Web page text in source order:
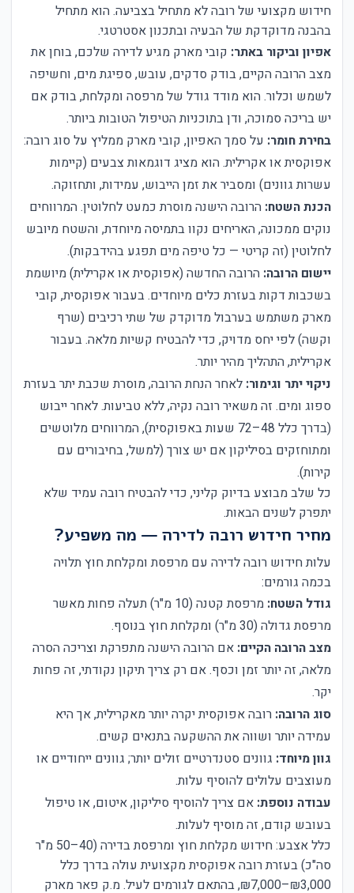
חידוש מקצועי של רובה לא מתחיל בצביעה. הוא מתחיל
בהבנה מדוקדקת של הבעיה ובתכנון אסטרטגי.
אפיון וביקור באתר: קובי מארק מגיע לדירה שלכם, בוחן את
מצב הרובה הקיים, בודק סדקים, עובש, ספיגת מים, וחשיפה
לשמש וכלור. הוא מודד גודל של מרפסה ומקלחת, בודק אם
יש בריכה סמוכה, ודן בתוכניות הטיפול הטובות ביותר.
בחירת חומר: על סמך האפיון, קובי מארק ממליץ על סוג רובה:
אפוקסית או אקרילית. הוא מציג דוגמאות צבעים (קיימות
עשרות גוונים) ומסביר את זמן הייבוש, עמידות, ותחזוקה.
הכנת השטח: הרובה הישנה מוסרת כמעט לחלוטין. המרווחים
נוקים ממכונה, האריחים נקוו בתמיסה מיוחדת, והשטח מיובש
לחלוטין (זה קריטי — כל טיפה מים תפגע בהידבקות).
יישום הרובה: הרובה החדשה (אפוקסית או אקרילית) מיושמת
בשכבות דקות בעזרת כלים מיוחדים. בעבור אפוקסית, קובי
מארק משתמש בערבול מדוקדק של שתי רכיבים (שרף
וקשה) לפי יחס מדויק, כדי להבטיח קשיות מלאה. בעבור
אקרילית, התהליך מהיר יותר.
ניקוי יתר וגימור: לאחר הנחת הרובה, מוסרת שכבת יתר בעזרת
ספוג ומים. זה משאיר רובה נקיה, ללא טביעות. לאחר ייבוש
(בדרך כלל 48–72 שעות באפוקסית), המרווחים מלוטשים
ומתוחזקים בסיליקון אם יש צורך (למשל, בחיבורים עם
קירות).
כל שלב מבוצע בדיוק קליני, כדי להבטיח רובה עמיד שלא
יתפרק לשנים הבאות.
מחיר חידוש רובה לדירה — מה משפיע?
עלות חידוש רובה לדירה עם מרפסת ומקלחת חוץ תלויה
בכמה גורמים:
גודל השטח:
מרפסת קטנה (10 מ"ר) תעלה פחות מאשר
מרפסת גדולה (30 מ"ר) ומקלחת חוץ בנוסף.
מצב הרובה הקיים: אם הרובה הישנה מתפרקת וצריכה הסרה
מלאה, זה יותר זמן וכסף. אם רק צריך תיקון נקודתי, זה פחות
יקר.
סוג הרובה: רובה אפוקסית יקרה יותר מאקרילית, אך היא
עמידה יותר ושווה את ההשקעה בתנאים קשים.
גוון מיוחד: גוונים סטנדרטיים זולים יותר; גוונים ייחודיים או
מעוצבים עלולים להוסיף עלות.
עבודה נוספת: אם צריך להוסיף סיליקון, איטום, או טיפול
בעובש קודם, זה מוסיף לעלות.
כלל אצבע: חידוש מקלחת חוץ ומרפסת בדירה (40–50 מ"ר
סה"כ) בעזרת רובה אפוקסית מקצועית עולה בדרך כלל
₪3,000–₪7,000, בהתאם לגורמים לעיל. מ.ק פאר מארק